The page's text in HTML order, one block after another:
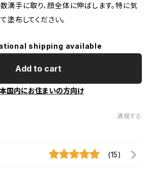
滴手に取り、顔全体に伸ばします。特に気
塗布してください。
shipping available
Add to cart
国内にお住まいの方向け
通報する
(15)